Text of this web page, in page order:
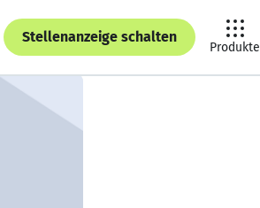
Stellenanzeige schalten
Produkte